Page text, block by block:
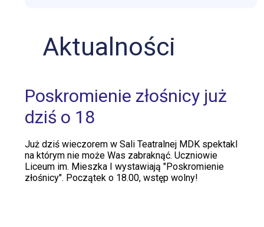
Aktualności
Poskromienie złośnicy już
dziś o 18
Już dziś wieczorem w Sali Teatralnej MDK spektakl
na którym nie może Was zabraknąć. Uczniowie
Liceum im. Mieszka I wystawiają "Poskromienie
złośnicy". Początek o 18.00, wstęp wolny!